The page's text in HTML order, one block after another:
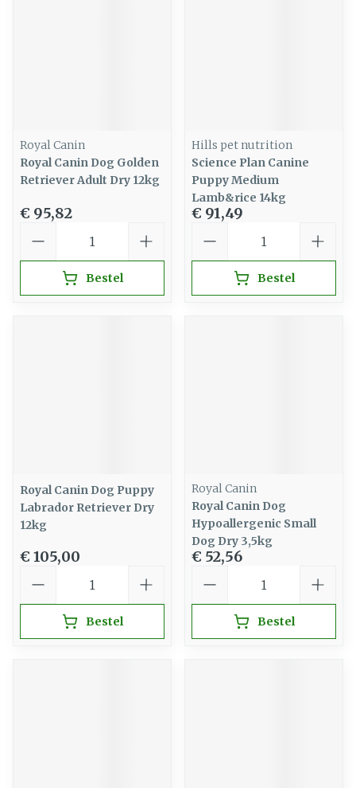
Royal Canin
Royal Canin Dog Golden
Retriever Adult Dry 12kg
€ 95,82
Bestel
Hills pet nutrition
Science Plan Canine
Puppy Medium
Lamb&rice 14kg
€ 91,49
Bestel
Royal Canin Dog Puppy
Labrador Retriever Dry
12kg
€ 105,00
Bestel
Royal Canin
Royal Canin Dog
Hypoallergenic Small
Dog Dry 3,5kg
€ 52,56
Bestel